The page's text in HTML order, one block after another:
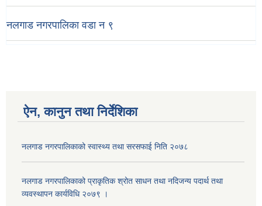
नलगाड नगरपालिका वडा न‌‍ ९
ऐन, कानुन तथा निर्देशिका
नलगाड नगरपालिकाको स्वास्थ्य तथा सरसफाई निति २०७८
नलगाड नगरपालिकाको प्राकृतिक श्रोत साधन तथा नदिजन्य पदार्थ तथा
व्यवस्थापन कार्यविधि २०७९ ।